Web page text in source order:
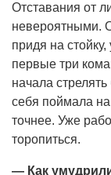
Отставания от
невероятными.
придя на
первые три
начала
себя поймала
точнее. Уже
торопиться.
— Как